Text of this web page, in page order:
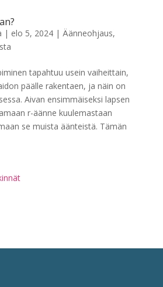
| elo 5, 2024| Äänneohjaus,
tapahtuu usein vaiheittain,
päälle rakentaen, ja näin on
Aivan ensimmäiseksi lapsen
r-äänne kuulemastaan
se muista äänteistä. Tämän